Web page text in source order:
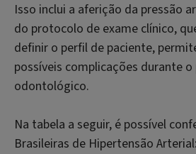
Isso inclui a aferição da pressão
do protocolo de exame clínico,
definir o perfil de paciente,
possíveis complicações durante
odontológico.
Na tabela a seguir, é possível
Brasileiras de Hipertensão Arterial: